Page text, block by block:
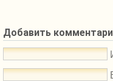
Добавить